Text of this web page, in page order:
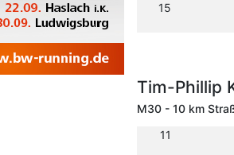
15
Tim-Phillip
M30 - 10 km
11